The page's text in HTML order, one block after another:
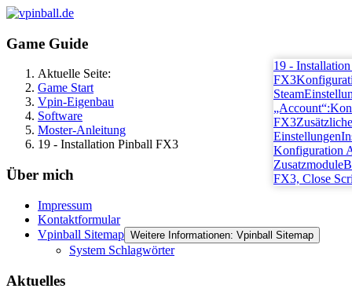
Game Guide
Aktuelle Seite:
Game Start
Vpin-Eigenbau
Software
Moster-Anleitung
19 - Installation Pinball FX3
Über mich
Impressum
Kontaktformular
Vpinball Sitemap Weitere Informationen: Vpinball Sitemap
System Schlagwörter
Aktuelles
19 -
FX3
Steam
„Account“:
FX3Zusätzliche
Einstellungen
Konfiguration
Zusatzmodule
FX3, Close